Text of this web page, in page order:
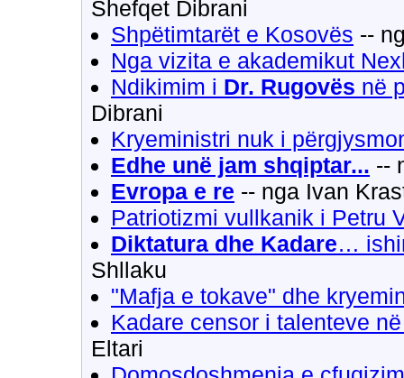
Shefqet Dibrani
Shpëtimtarët e Kosovës --
Nga vizita e akademikut
Ndikimim i Dr. Rugovës në
Dibrani
Kryeministri nuk i
Edhe unë jam shqiptar... --
Evropa e re -- nga Ivan
Patriotizmi vullkanik i Petru
Diktatura dhe Kadare…
Shllaku
"Mafja e tokave" dhe
Kadare censor i talenteve
Eltari